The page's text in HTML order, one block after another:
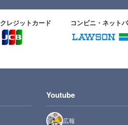
クレジットカード コンビニ・ネット
Youtube
広報